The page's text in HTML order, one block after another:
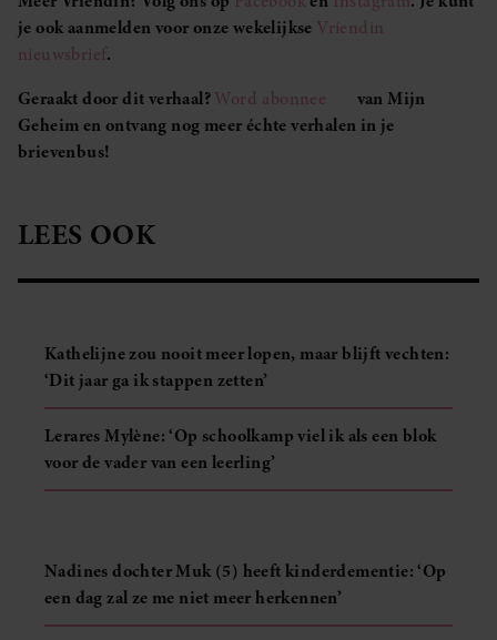
je ook aanmelden voor onze wekelijkse Vriendin
nieuwsbrief.
Geraakt door dit verhaal?Word abonnee
van Mijn
Geheim en ontvang nog meer échte verhalen in je
brievenbus!
LEES OOK
Kathelijne zou nooit meer lopen, maar blijft vechten:
‘Dit jaar ga ik stappen zetten’
Lerares Mylène: ‘Op schoolkamp viel ik als een blok
voor de vader van een leerling’
Nadines dochter Muk (5) heeft kinderdementie: ‘Op
een dag zal ze me niet meer herkennen’